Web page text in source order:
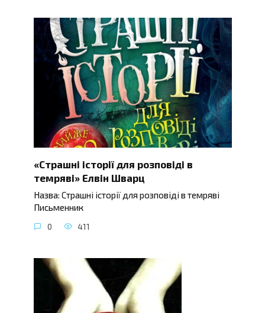
«Страшні історії для розповіді в
темряві» Елвін Шварц
Назва: Страшні історії для розповіді в темряві
Письменник
0 411